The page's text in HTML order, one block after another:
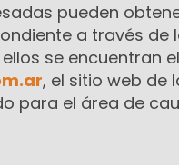
pueden
a través de
se encuentran
, el sitio web de
para el área de